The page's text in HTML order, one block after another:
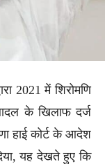
2021 में शिरोमणि
के खिलाफ दर्ज
हाई कोर्ट के आदेश
यह देखते हुए कि